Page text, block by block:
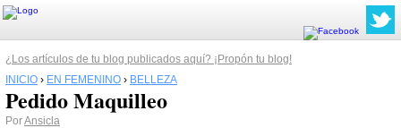
¿Los artículos de tu blog publicados aquí? ¡Propón tu blog!
INICIO › EN FEMENINO › BELLEZA
Pedido Maquilleo
PorAnsicla